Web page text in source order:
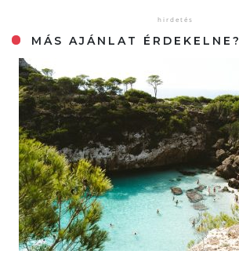
MÁS AJÁNLAT ÉRDEKELNE?